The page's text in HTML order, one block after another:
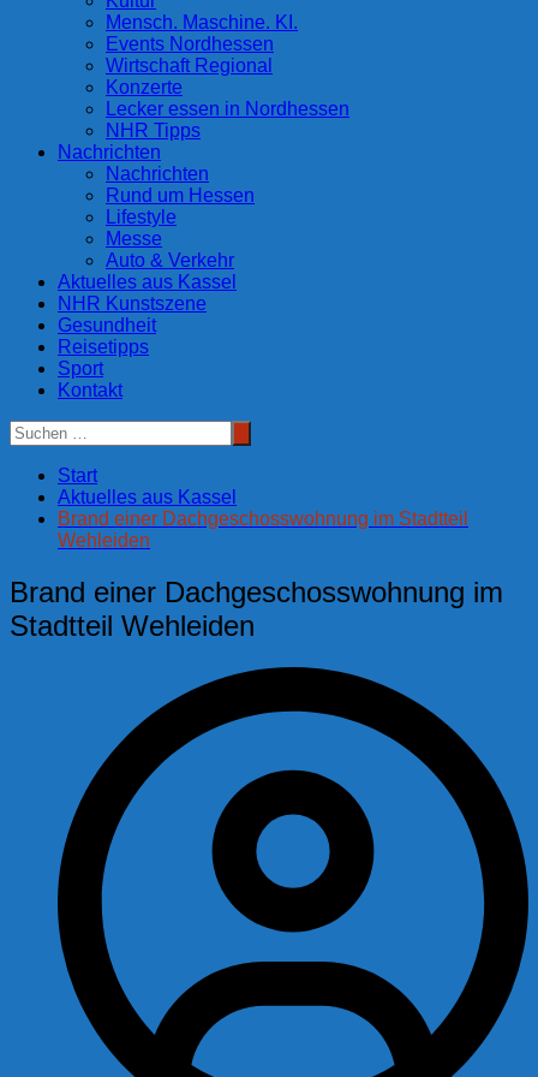
Mensch. Maschine. KI.
Events Nordhessen
Wirtschaft Regional
Konzerte
Lecker essen in Nordhessen
NHR Tipps
Nachrichten
Nachrichten
Rund um Hessen
Lifestyle
Messe
Auto & Verkehr
Aktuelles aus Kassel
NHR Kunstszene
Gesundheit
Reisetipps
Sport
Kontakt
Start
Aktuelles aus Kassel
Brand einer Dachgeschosswohnung im Stadtteil
Wehleiden
Brand einer Dachgeschosswohnung im
Stadtteil Wehleiden